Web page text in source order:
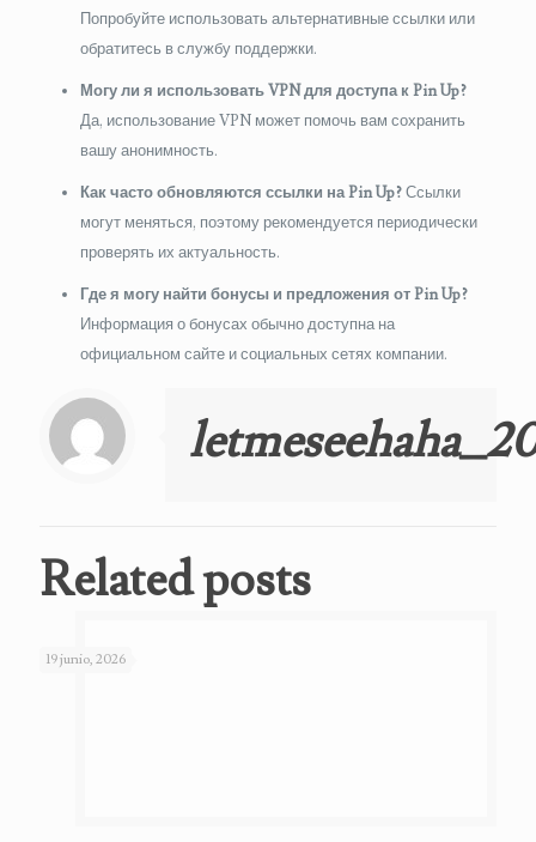
Попробуйте использовать альтернативные ссылки или
обратитесь в службу поддержки.
Могу ли я использовать VPN для доступа к Pin Up?
Да, использование VPN может помочь вам сохранить
вашу анонимность.
Как часто обновляются ссылки на Pin Up?Ссылки
могут меняться, поэтому рекомендуется периодически
проверять их актуальность.
Где я могу найти бонусы и предложения от Pin Up?
Информация о бонусах обычно доступна на
официальном сайте и социальных сетях компании.
Related posts
19 junio, 2026